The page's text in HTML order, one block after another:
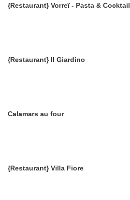
{Restaurant} Vorreï - Pasta & Cocktail
{Restaurant} Il Giardino
Calamars au four
{Restaurant} Villa Fiore